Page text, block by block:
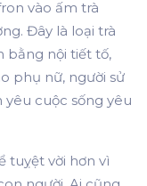
vào ấm trà
Đây là loại trà
bằng nội tiết tố,
phụ nữ, người sử
cuộc sống yêu
tuỵệt vời hơn vì